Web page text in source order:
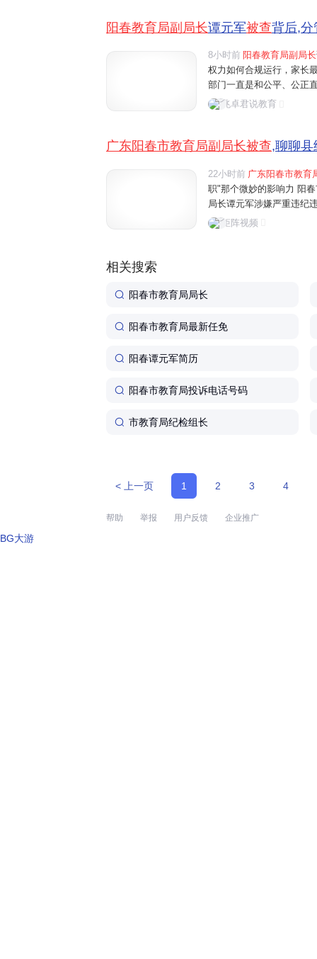
阳春教育局副局长谭元军被查背后,分
8小时前 阳春教育局副局长
权力如何合规运行，家长
部门一直是和公平、公正
关乎每个家庭的希望。教
兆卓君说教育
广东阳春市教育局副局长被查,聊聊
22小时前 广东阳春市教育
职"那个微妙的影响力 阳
局长谭元军涉嫌严重违纪
教育圈读者理解。县级教
矩阵视频
相关搜索
阳春市教育局局长
阳春市教育局最新任免
阳春谭元军简历
阳春市教育局投诉电话号码
市教育局纪检组长
< 上一页 1 2 3 4
帮助 举报 用户反馈 企业推广
BG大游